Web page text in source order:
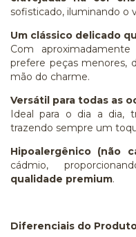
sofisticado, iluminando o
Um clássico delicado
Com aproximadamente
prefere peças menores,
mão do charme.
Versátil para todas as
Ideal para o dia a dia,
trazendo sempre um
Hipoalergênico (não
cádmio,
qualidade premium.
Diferenciais do